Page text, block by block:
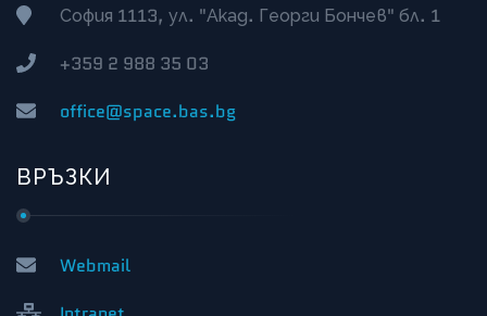
София 1113, ул. "Акад. Георги Бончев" бл. 1
+359 2 988 35 03
office@space.bas.bg
ВРЪЗКИ
Webmail